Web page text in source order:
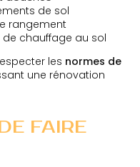
de sol
rangement
de chauffage au sol
les normes de
une rénovation
FAIRE